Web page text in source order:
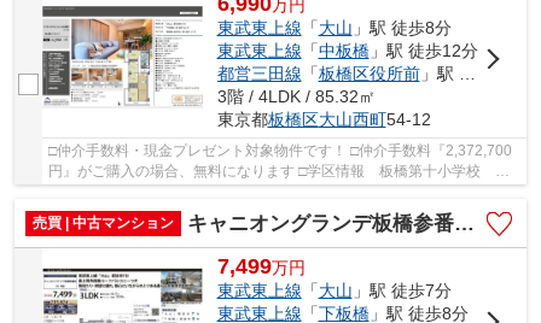
万円
東武東上線 「大山 」駅 徒歩8分
東武東上線 「中板橋」駅 徒歩12分
都営三田線 「板橋区役所前」駅 徒歩17分
3階 / 4LDK / 85.32㎡
東京都板橋区大山西町54-12
□仲介手数料・現金プレゼント対象物件です！ □仲介手数料『2,372,700
円』がご購入の場合、無料になります □学区情報 板橋第十小学校 約6
分 □最寄駅 東武東上線 大山駅 徒歩約8分 ...
売買 | 中古マンション
キャニオングランデ板橋参番館 仲介手数料無料＋40万円現金プレゼント中
7,499万円
東武東上線 「大山 」駅 徒歩7分
東武東上線 「下板橋」駅 徒歩8分